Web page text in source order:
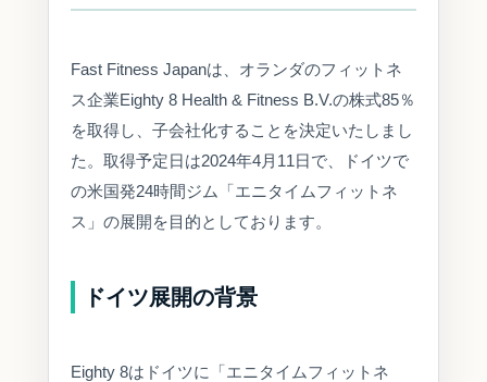
Fast Fitness Japanは、オランダのフィットネ
ス企業Eighty 8 Health & Fitness B.V.の株式85％
を取得し、子会社化することを決定いたしまし
た。取得予定日は2024年4月11日で、ドイツで
の米国発24時間ジム「エニタイムフィットネ
ス」の展開を目的としております。
ドイツ展開の背景
Eighty 8はドイツに「エニタイムフィットネ